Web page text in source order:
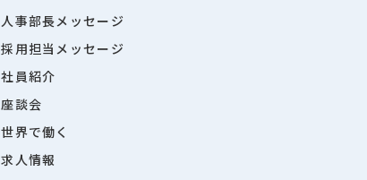
人事部長メッセージ
採用担当メッセージ
社員紹介
座談会
世界で働く
求人情報